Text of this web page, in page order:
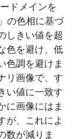
ドメインを
の色相に基づ
しきい値を超
色を避け、低
色調を避けま
リ画像で、す
い値に一致す
に画像にはま
が、これによ
数が減りま